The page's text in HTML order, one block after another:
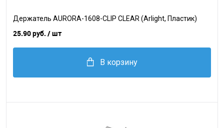
Держатель AURORA-1608-CLIP CLEAR (Arlight, Пластик)
25.90 руб. / шт
В корзину